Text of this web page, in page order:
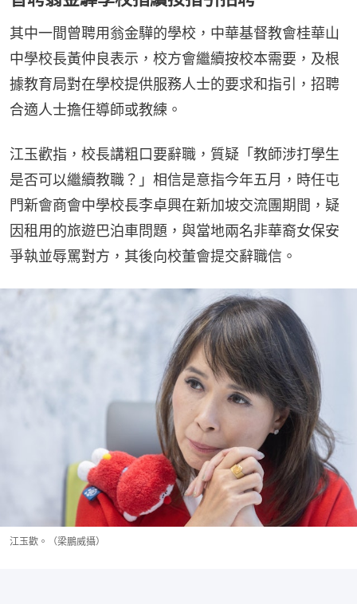
其中一間曾聘用翁金驊的學校，中華基督教會桂華山
中學校長黃仲良表示，校方會繼續按校本需要，及根
據教育局對在學校提供服務人士的要求和指引，招聘
合適人士擔任導師或教練。
江玉歡指，校長講粗口要辭職，質疑「教師涉打學生
是否可以繼續教職？」相信是意指今年五月，時任屯
門新會商會中學校長李卓興在新加坡交流團期間，疑
因租用的旅遊巴泊車問題，與當地兩名非華裔女保安
爭執並辱罵對方，其後向校董會提交辭職信。
江玉歡。（梁鵬威攝）